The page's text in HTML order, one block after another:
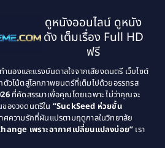
หนังคลาสสิก(25)
หนังคลาสสิก(134)
หนังคลาสสิก(21)
ตลก(515)
ตลก(46)
1994
1992
1988
1986
1984
1982
ดูหนังออนไลน์ ดูหนัง
ดัง เต็มเรื่อง Full HD
ฟรี
องและแรงบันดาลใจจากเสียงดนตรี เว็บไซต์
ตัวโน้ตสู่โลกภาพยนตร์ที่เต็มไปด้วยอรรถรส
ที่คัดสรรมาเพื่อคุณโดยเฉพาะ ไม่ว่าคุณจะ
องวงดนตรีใน “SuckSeed ห่วยขั้น
ความรักที่ผันแปรตามฤดูกาลในวิทยาลัย
เพราะอากาศเปลี่ยนแปลงบ่อย” เรา